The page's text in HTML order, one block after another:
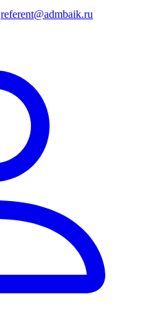
referent@admbaik.ru